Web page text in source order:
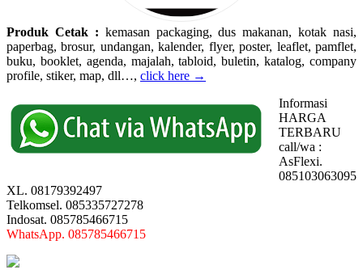
Produk Cetak : kemasan packaging, dus makanan, kotak nasi,
paperbag, brosur, undangan, kalender, flyer, poster, leaflet, pamflet,
buku, booklet, agenda, majalah, tabloid, buletin, katalog, company
profile, stiker, map, dll…, click here →
Informasi
HARGA
TERBARU
call/wa :
AsFlexi.
085103063095
XL. 08179392497
Telkomsel. 085335727278
Indosat. 085785466715
WhatsApp. 085785466715